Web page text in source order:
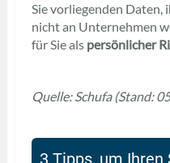
Sie vorliegenden Daten,
nicht an Unternehmen
für Sie als persönlicher
Quelle: Schufa (Stand: